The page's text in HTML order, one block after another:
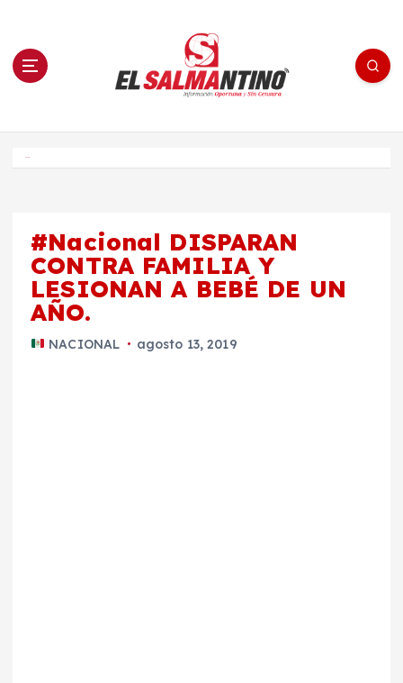
n El Salmantino - medios/noticias/editorial
#Nacional DISPARAN
CONTRA FAMILIA Y
LESIONAN A BEBÉ DE UN
AÑO.
NACIONAL agosto 13, 2019